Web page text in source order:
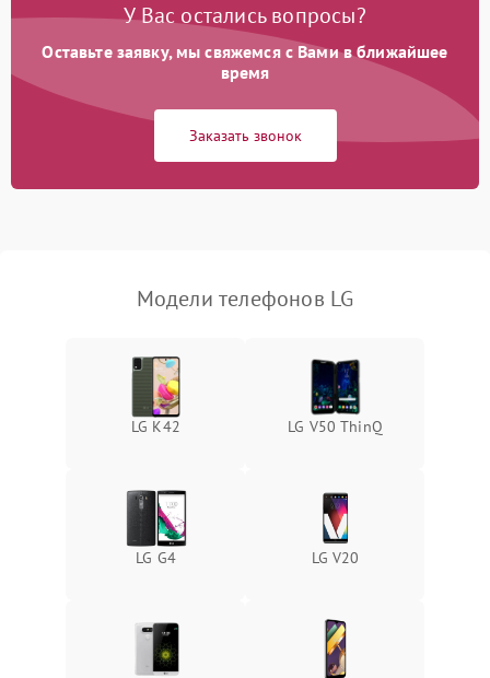
У Вас остались вопросы?
Оставьте заявку, мы свяжемся с Вами в ближайшее
время
Заказать звонок
Модели телефонов LG
LG K42 LG V50 ThinQ
LG G4 LG V20